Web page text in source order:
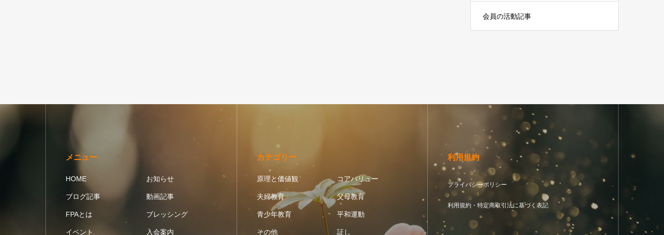
会員の活動記事
メニュー
HOME お知らせ
ブログ記事 動画記事
FPAとは ブレッシング
イベント 入会案内
カテゴリー
原理と価値観 コアバリュー
夫婦教育 父母教育
青少年教育 平和運動
その他 証し
利用規約
プライバシーポリシー
利用規約・特定商取引法に基づく表記